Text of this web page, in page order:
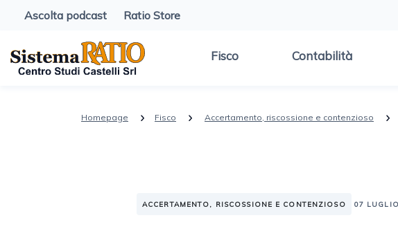
Ascolta podcast Ratio Store
Fisco Contabilità
Homepage Fisco Accertamento, riscossione e contenzioso
ACCERTAMENTO, RISCOSSIONE E CONTENZIOSO 07